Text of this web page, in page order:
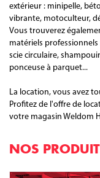
extérieur : minipelle,
vibrante, motoculteur,
Vous trouverez
matériels professionnels
scie circulaire,
ponceuse à parquet...
La location, vous avez
Profitez de l'offre de
votre magasin Weldom
NOS